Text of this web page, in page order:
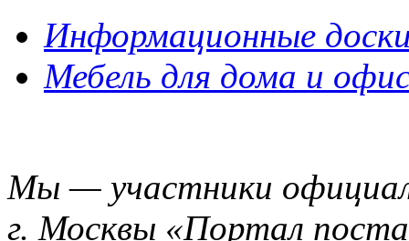
Информационные
Мебель для дома и
Мы — участники
г. Москвы «Портал